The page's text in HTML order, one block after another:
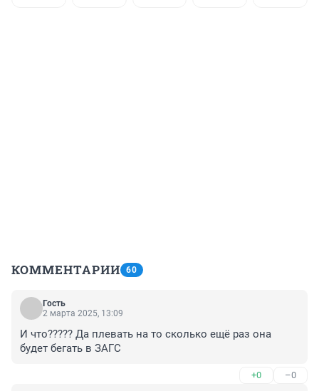
КОММЕНТАРИИ 60
Гость
2 марта 2025, 13:09
И что????? Да плевать на то сколько ещё раз она
будет бегать в ЗАГС
+0 –0